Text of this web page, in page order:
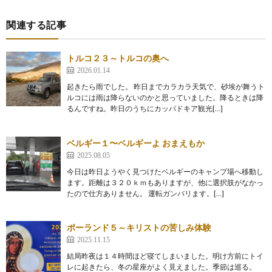
関連する記事
トルコ２３～トルコの奥へ
2026.01.14
起きたら雨でした。 昨日までカラカラ天気で、砂埃が舞うト
ルコには雨は降らないのかと思っていました。降るときは降
るんですね。昨日のうちにカッパドキア観光[…]
ベルギー１〜ベルギーよ おまえもか
2025.08.05
今日は昨日ようやく見つけたベルギーのキャンプ場へ移動し
ます。距離は３２０ｋｍもありますが、他に選択肢がなかっ
たので仕方ありません。 運転ガンバリます。[…]
ポーランド５～キリストの苦しみ体験
2025.11.15
結局昨夜は１４時間ほど寝てしまいました。明け方前にトイ
レに起きたら、冬の星座がよく見えました。季節は巡る。